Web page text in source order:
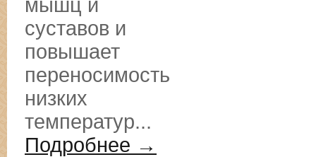
мышц и
суставов и
повышает
переносимость
низких
температур...
Подробнее →